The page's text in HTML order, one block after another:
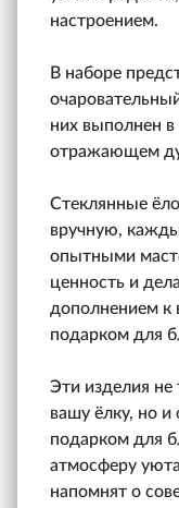
настроением.
В наборе
них выполнен в
отражающем
Стеклянные
вручную,
опытными
ценность и
дополнением к
подарком для
Эти изделия не
вашу ёлку, но и
подарком для
атмосферу
напомнят о